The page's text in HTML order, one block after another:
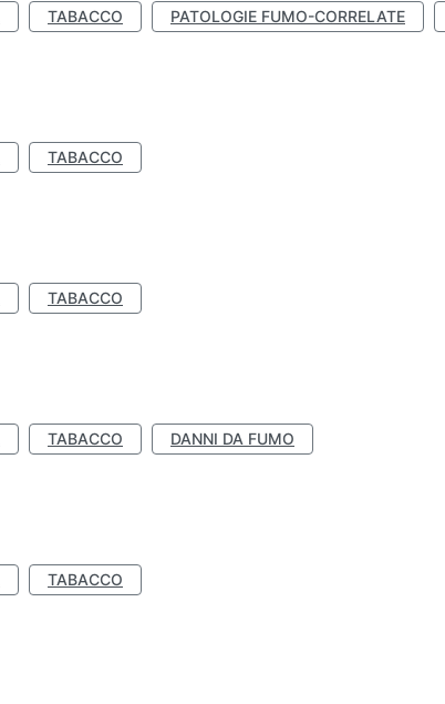
TABACCO PATOLOGIE FUMO-CORRELATE
TABACCO
TABACCO
TABACCO DANNI DA FUMO
TABACCO